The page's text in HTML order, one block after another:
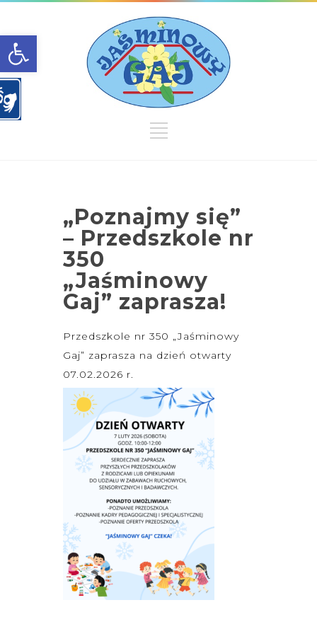
Open toolbar
„Poznajmy się”
– Przedszkole nr
350
„Jaśminowy
Gaj” zaprasza!
Przedszkole nr 350 „Jaśminowy
Gaj” zaprasza na dzień otwarty
07.02.2026 r.